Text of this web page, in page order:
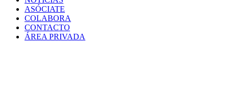
ASÓCIATE
COLABORA
CONTACTO
ÁREA PRIVADA